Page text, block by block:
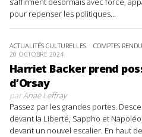
pour repenser les politiques...
ACTUALITÉS CULTURELLES COMPTES
20 OCTOBRE 2024
Harriet Backer prend
d’Orsay
parAnaë Leffray
Passez par les grandes portes.
devant la Liberté, Sappho et
devant un nouvel escalier. En haut